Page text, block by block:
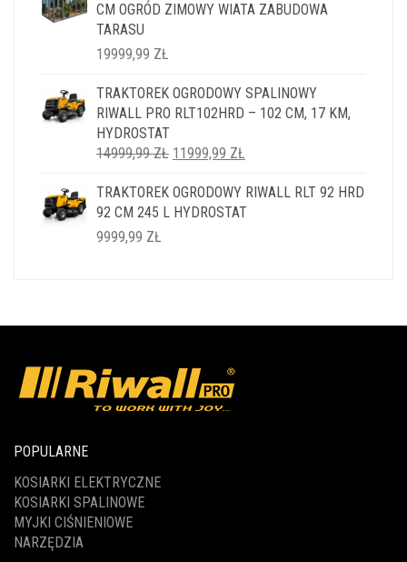
CM OGRÓD ZIMOWY WIATA ZABUDOWA
TARASU
19999,99 ZŁ
TRAKTOREK OGRODOWY SPALINOWY
RIWALL PRO RLT102HRD – 102 CM, 17 KM,
HYDROSTAT
14999,99ZŁ PIERWOTNA
WYNOSIŁA:
14999,99 ZŁ.
11999,99 ZŁ
WYNOSI:
11999,99 ZŁ.
TRAKTOREK OGRODOWY RIWALL RLT 92 HRD
92 CM 245 L HYDROSTAT
9999,99 ZŁ
POPULARNE
KOSIARKI ELEKTRYCZNE
KOSIARKI SPALINOWE
MYJKI CIŚNIENIOWE
NARZĘDZIA